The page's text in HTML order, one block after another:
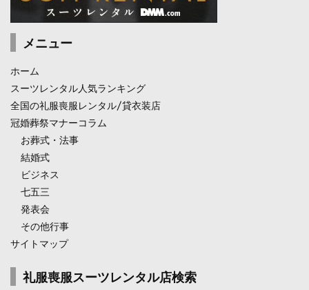
メニュー
ホーム
スーツレンタル人気ランキング
全国の礼服喪服レンタル/貸衣装店
冠婚葬祭マナーコラム
お葬式・法事
結婚式
ビジネス
七五三
発表会
その他行事
サイトマップ
礼服喪服スーツレンタル店検索